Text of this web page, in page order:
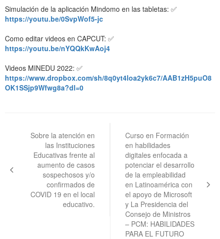
Simulación de la aplicación Mindomo en las tabletas: ✅
https://youtu.be/0SvpWof5-jc
Como editar videos en CAPCUT: ✅
https://youtu.be/nYQQkKwAoj4
Videos MINEDU 2022: ✅
https://www.dropbox.com/sh/8q0yt4loa2yk6c7/AAB1zH5puO8
OK1SSjp9Wfwg8a?dl=0
entradas
Sobre la atención en
las Instituciones
Educativas frente al
aumento de casos
sospechosos y/o
confirmados de
COVID 19 en el local
educativo.
Curso en Formación
en habilidades
digitales enfocada a
potenciar el desarrollo
de la empleabilidad
en Latinoamérica con
el apoyo de Microsoft
y La Presidencia del
Consejo de Ministros
– PCM: HABILIDADES
PARA EL FUTURO